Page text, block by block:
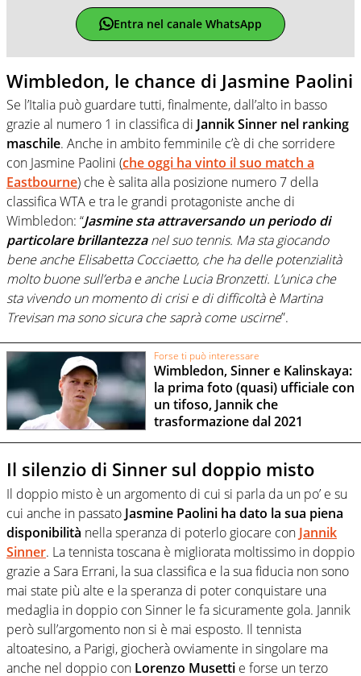
Entra nel canale WhatsApp
Wimbledon, le chance di Jasmine Paolini
Se l’Italia può guardare tutti, finalmente, dall’alto in basso
grazie al numero 1 in classifica di Jannik Sinner nel ranking
maschile. Anche in ambito femminile c’è di che sorridere
con Jasmine Paolini (che oggi ha vinto il suo match a
Eastbourne) che è salita alla posizione numero 7 della
classifica WTA e tra le grandi protagoniste anche di
Wimbledon: “Jasmine sta attraversando un periodo di
particolare brillantezzanel suo tennis. Ma sta giocando
bene anche Elisabetta Cocciaetto, che ha delle potenzialità
molto buone sull’erba e anche Lucia Bronzetti. L’unica che
sta vivendo un momento di crisi e di difficoltà è Martina
Trevisan ma sono sicura che saprà come uscirne”.
Forse ti può interessare
Wimbledon, Sinner e Kalinskaya:
la prima foto (quasi) ufficiale con
un tifoso, Jannik che
trasformazione dal 2021
Il silenzio di Sinner sul doppio misto
Il doppio misto è un argomento di cui si parla da un po’ e su
cui anche in passato Jasmine Paolini ha dato la sua piena
disponibilità nella speranza di poterlo giocare con Jannik
Sinner. La tennista toscana è migliorata moltissimo in doppio
grazie a Sara Errani, la sua classifica e la sua fiducia non sono
mai state più alte e la speranza di poter conquistare una
medaglia in doppio con Sinner le fa sicuramente gola. Jannik
però sull’argomento non si è mai esposto. Il tennista
altoatesino, a Parigi, giocherà ovviamente in singolare ma
anche nel doppio con Lorenzo Musetti e forse un terzo